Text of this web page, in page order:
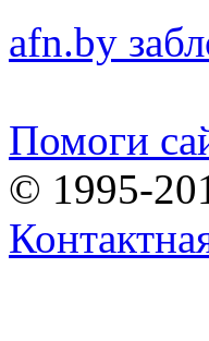
afn.by
Помоги
© 1995-